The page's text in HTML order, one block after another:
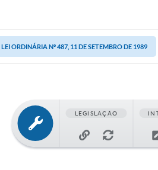
LEI ORDINÁRIA Nº 487, 11 DE SETEMBRO DE 1989
LEGISLAÇÃO